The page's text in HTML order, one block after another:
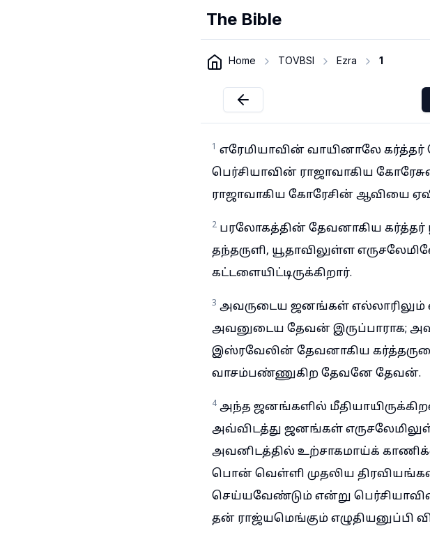
The Bible
Home TOVBSI Ezra 1
1 எரேமியாவின் வாயினாலே
பெர்சியாவின் ராஜாவாகிய
ராஜாவாகிய கோரேசின் ஆவியை
2 பரலோகத்தின் தேவனாகிய
தந்தருளி, யூதாவிலுள்ள
கட்டளையிட்டிருக்கிறார்.
3 அவருடைய ஜனங்கள்
அவனுடைய தேவன் இருப்பாராக;
இஸ்ரவேலின் தேவனாகிய
வாசம்பண்ணுகிற தேவனே தேவன்.
4 அந்த ஜனங்களில்
அவ்விடத்து ஜனங்கள்
அவனிடத்தில் உற்சாகமாய்க்
பொன் வெள்ளி முதலிய
செய்யவேண்டும் என்று
தன் ராஜ்யமெங்கும்